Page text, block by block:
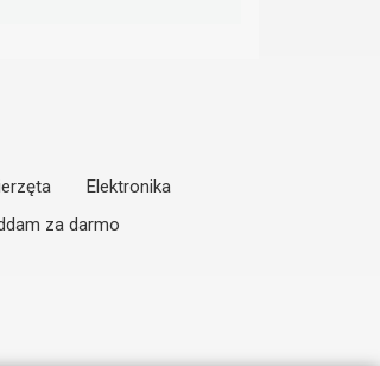
Elektronika
za darmo